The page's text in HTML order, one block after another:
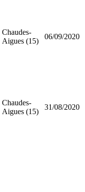
Chaudes-
Aigues (15)
06/09/2020
Chaudes-
Aigues (15)
31/08/2020